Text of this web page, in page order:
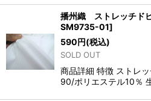
播州織 ストレッチド
SM9735-01]
590円(税込)
SOLD OUT
商品詳細 特徴 ストレ
90/ポリエステル10％